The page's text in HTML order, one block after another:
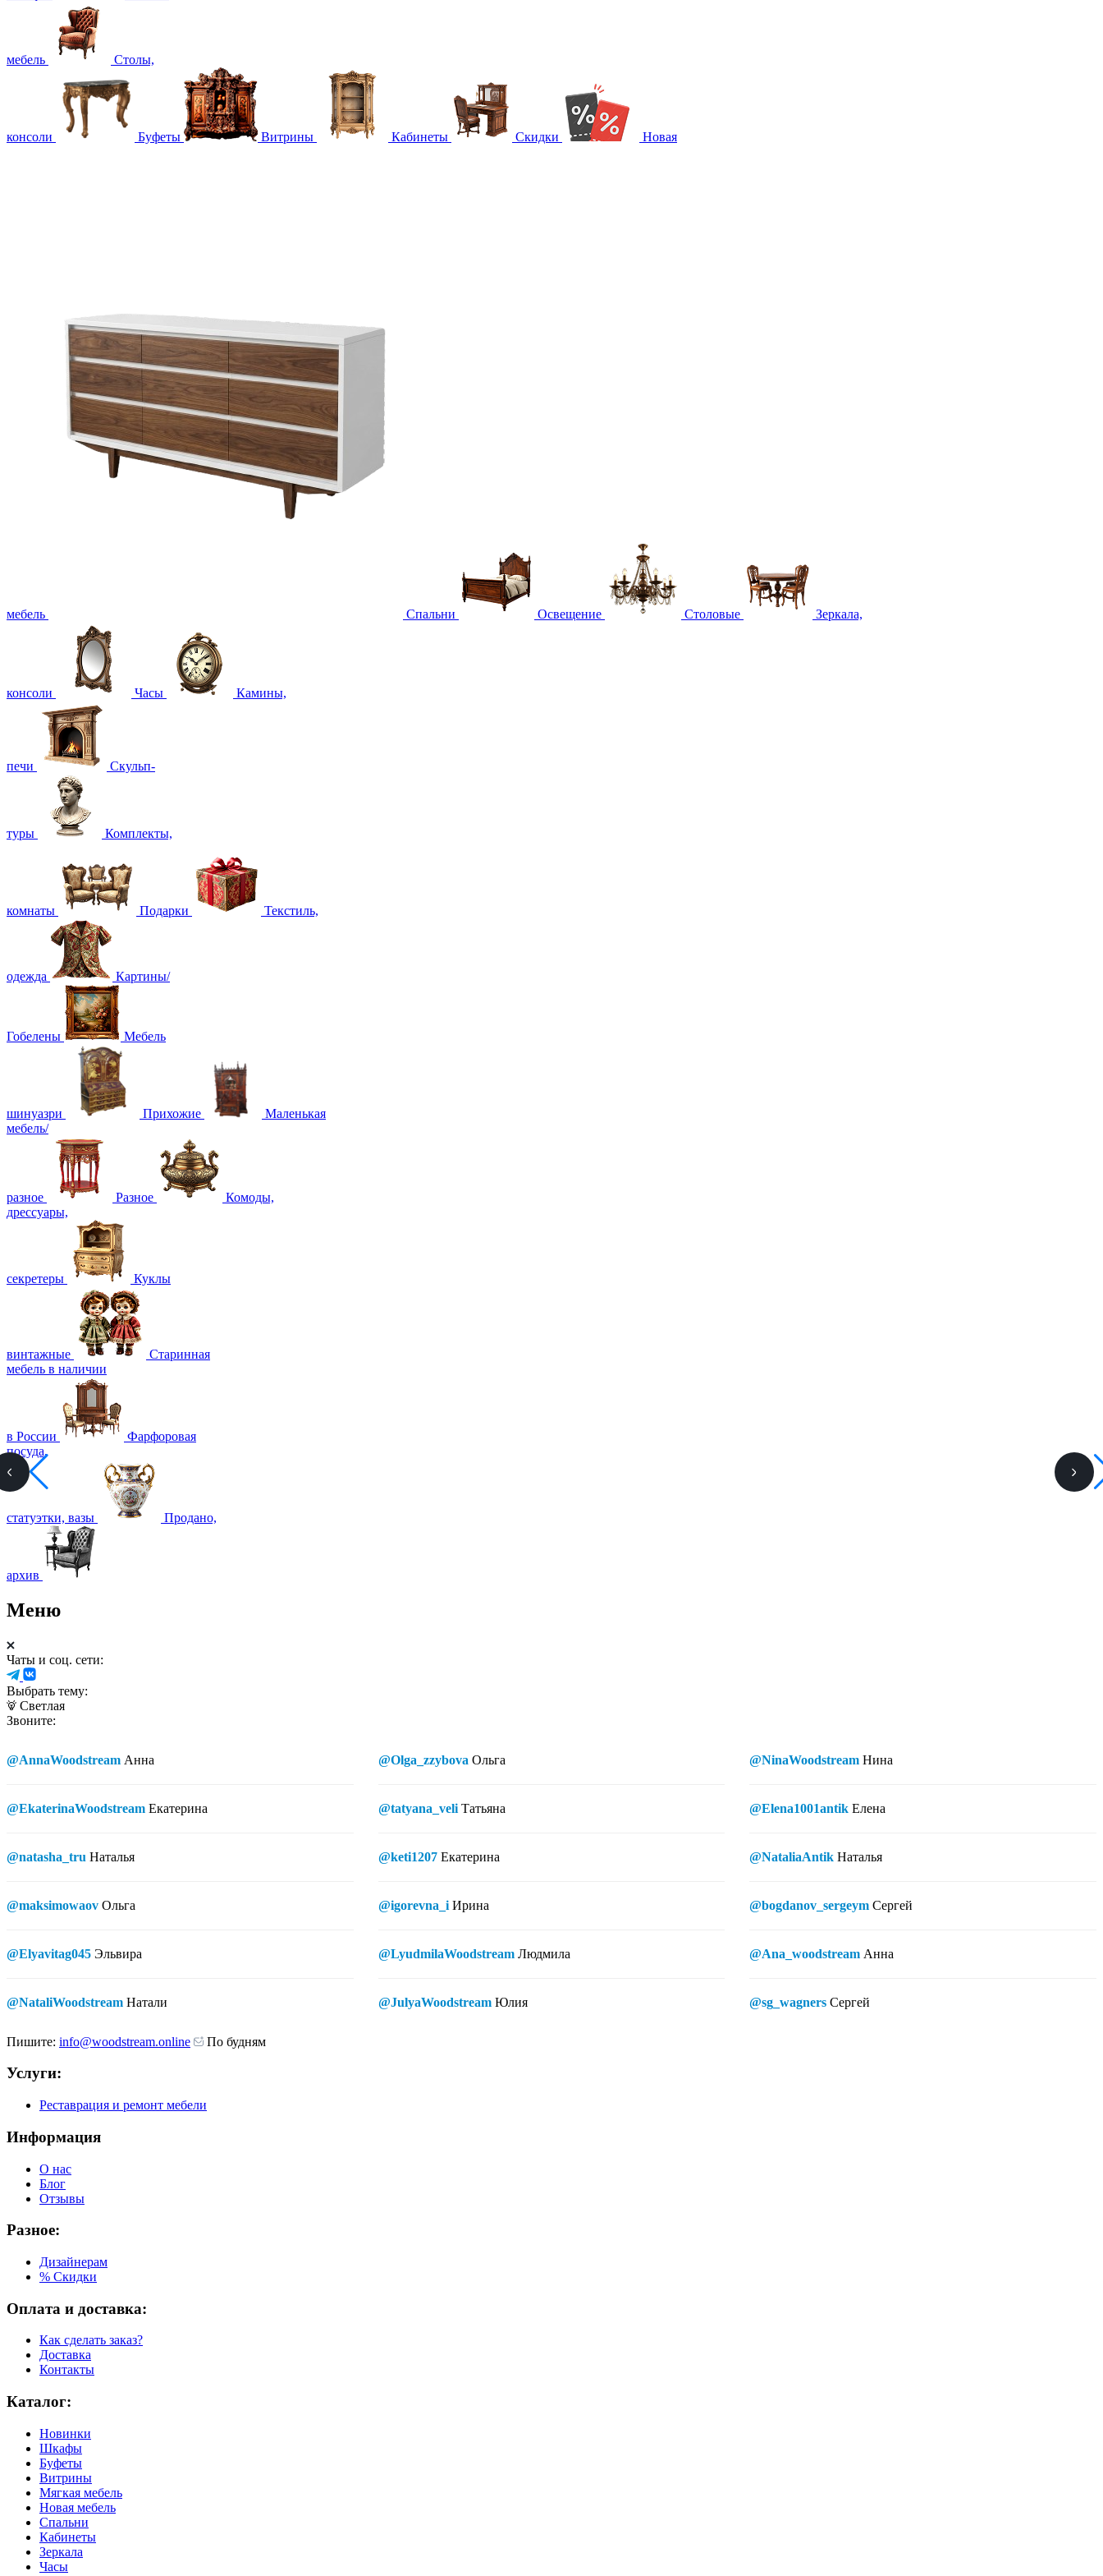
мебель Столы,
консоли Буфеты Витрины Кабинеты Скидки Новая
мебель Спальни Освещение Столовые Зеркала,
консоли Часы Камины,
печи Скульп-
туры Комплекты,
комнаты Подарки Текстиль,
одежда Картины/
Гобелены Мебель
шинуазри Прихожие
Маленькая
мебель/
разное Разное
Комоды,
дрессуары,
секретеры Куклы
винтажные
Старинная
мебель в наличии
в России
Фарфоровая
посуда,
статуэтки, вазы Продано,
архив
Меню
Чаты и соц. сети:
Выбрать тему:
Светлая
Звоните:
@AnnaWoodstream Анна
@EkaterinaWoodstream Екатерина
@natasha_tru Наталья
@maksimowaov Ольга
@Elyavitag045 Эльвира
@NataliWoodstream Натали
@Olga_zzybova Ольга
@tatyana_veli Татьяна
@keti1207 Екатерина
@igorevna_i Ирина
@LyudmilaWoodstream Людмила
@JulyaWoodstream Юлия
@NinaWoodstream Нина
@Elena1001antik Елена
@NataliaAntik Наталья
@bogdanov_sergeym Сергей
@Ana_woodstream Анна
@sg_wagners Сергей
Пишите: info@woodstream.online По будням
Услуги:
Реставрация и ремонт мебели
Информация
О нас
Блог
Отзывы
Разное:
Дизайнерам
% Скидки
Оплата и доставка:
Как сделать заказ?
Доставка
Контакты
Каталог:
Новинки
Шкафы
Буфеты
Витрины
Мягкая мебель
Новая мебель
Спальни
Кабинеты
Зеркала
Часы